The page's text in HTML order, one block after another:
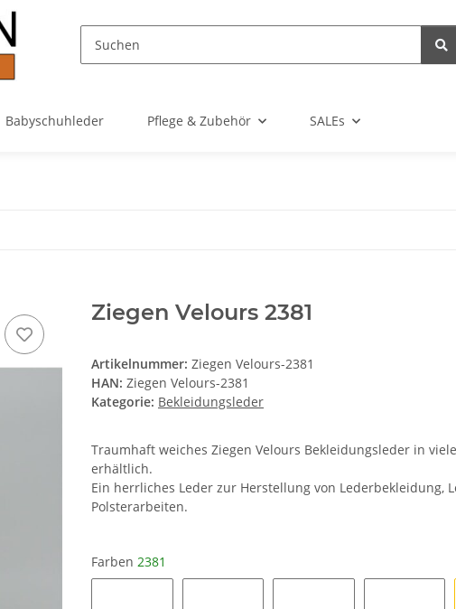
Babyschuhleder Pflege & Zubehör SALEs
Ziegen Velours 2381
Artikelnummer: Ziegen Velours-2381
HAN: Ziegen Velours-2381
Kategorie: Bekleidungsleder
Traumhaft weiches Ziegen Velours Bekleidungsleder in
erhältlich.
Ein herrliches Leder zur Herstellung von Lederbekleidung,
Polsterarbeiten.
Farben 2381